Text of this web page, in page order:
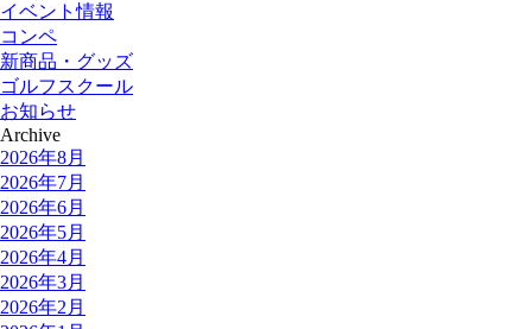
イベント情報
コンペ
新商品・グッズ
ゴルフスクール
お知らせ
Archive
2026年8月
2026年7月
2026年6月
2026年5月
2026年4月
2026年3月
2026年2月